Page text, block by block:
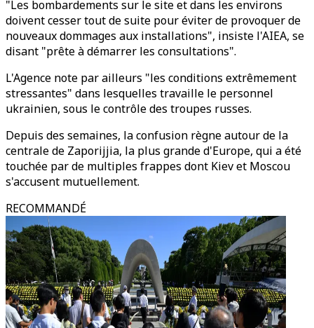
"Les bombardements sur le site et dans les environs
doivent cesser tout de suite pour éviter de provoquer de
nouveaux dommages aux installations", insiste l'AIEA, se
disant "prête à démarrer les consultations".
L'Agence note par ailleurs "les conditions extrêmement
stressantes" dans lesquelles travaille le personnel
ukrainien, sous le contrôle des troupes russes.
Depuis des semaines, la confusion règne autour de la
centrale de Zaporijjia, la plus grande d'Europe, qui a été
touchée par de multiples frappes dont Kiev et Moscou
s'accusent mutuellement.
RECOMMANDÉ